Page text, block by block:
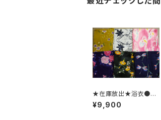
★在庫放出★浴衣●ゆ
かた●着物●大量/まと
め売り/仕入れ/卸/福袋
¥9,900